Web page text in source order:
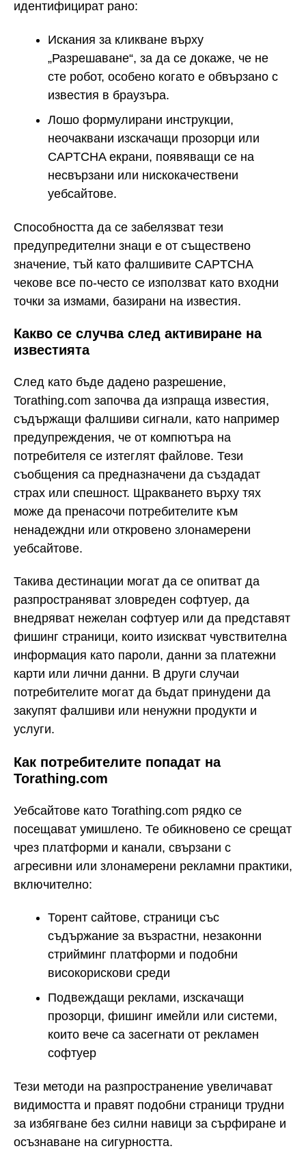
идентифицират рано:
Искания за кликване върху
„Разрешаване“, за да се докаже, че не
сте робот, особено когато е обвързано с
известия в браузъра.
Лошо формулирани инструкции,
неочаквани изскачащи прозорци или
CAPTCHA екрани, появяващи се на
несвързани или нискокачествени
уебсайтове.
Способността да се забелязват тези
предупредителни знаци е от съществено
значение, тъй като фалшивите CAPTCHA
чекове все по-често се използват като входни
точки за измами, базирани на известия.
Какво се случва след активиране на
известията
След като бъде дадено разрешение,
Torathing.com започва да изпраща известия,
съдържащи фалшиви сигнали, като например
предупреждения, че от компютъра на
потребителя се изтеглят файлове. Тези
съобщения са предназначени да създадат
страх или спешност. Щракването върху тях
може да пренасочи потребителите към
ненадеждни или откровено злонамерени
уебсайтове.
Такива дестинации могат да се опитват да
разпространяват зловреден софтуер, да
внедряват нежелан софтуер или да представят
фишинг страници, които изискват чувствителна
информация като пароли, данни за платежни
карти или лични данни. В други случаи
потребителите могат да бъдат принудени да
закупят фалшиви или ненужни продукти и
услуги.
Как потребителите попадат на
Torathing.com
Уебсайтове като Torathing.com рядко се
посещават умишлено. Те обикновено се срещат
чрез платформи и канали, свързани с
агресивни или злонамерени рекламни практики,
включително:
Торент сайтове, страници със
съдържание за възрастни, незаконни
стрийминг платформи и подобни
високорискови среди
Подвеждащи реклами, изскачащи
прозорци, фишинг имейли или системи,
които вече са засегнати от рекламен
софтуер
Тези методи на разпространение увеличават
видимостта и правят подобни страници трудни
за избягване без силни навици за сърфиране и
осъзнаване на сигурността.